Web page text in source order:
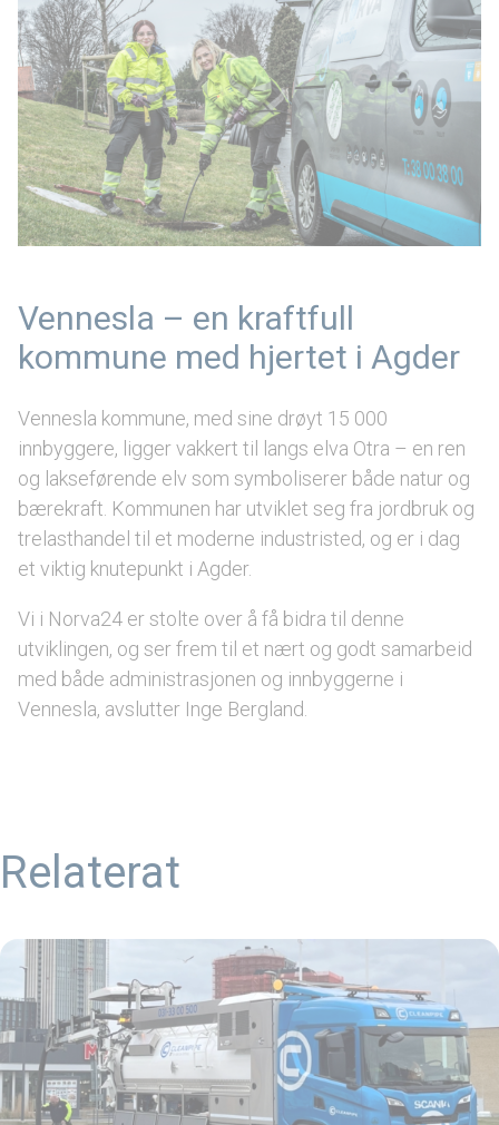
Vennesla – en kraftfull
kommune med hjertet i Agder
Vennesla kommune, med sine drøyt 15 000
innbyggere, ligger vakkert til langs elva Otra – en ren
og lakseførende elv som symboliserer både natur og
bærekraft. Kommunen har utviklet seg fra jordbruk og
trelasthandel til et moderne industristed, og er i dag
et viktig knutepunkt i Agder.
Vi i Norva24 er stolte over å få bidra til denne
utviklingen, og ser frem til et nært og godt samarbeid
med både administrasjonen og innbyggerne i
Vennesla, avslutter Inge Bergland.
Relaterat